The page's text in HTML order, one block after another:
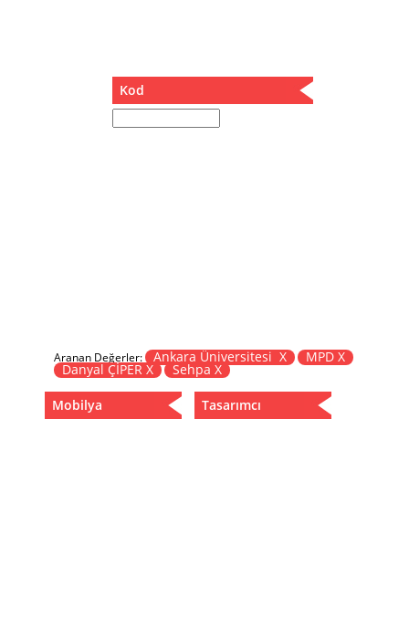
Separatör
Zigon
Kod
Aranan Değerler: Ankara Üniversitesi X MPD X
Danyal ÇİPER X Sehpa X
Mobilya Tasarımcı